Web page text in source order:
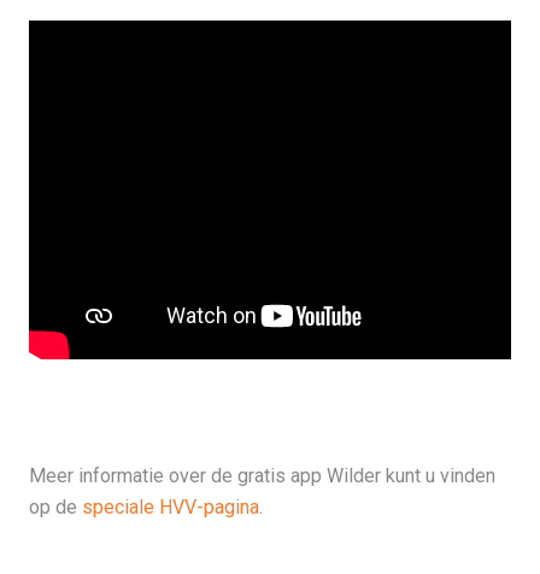
Meer informatie over de gratis app Wilder kunt u vinden
op de speciale HVV-pagina.